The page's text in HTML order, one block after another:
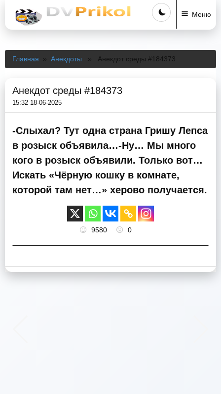
Меню
Главная » Анекдоты » Анекдот среды #184373
Анекдот среды #184373
15:32 18-06-2025
-Слыхал? Тут одна страна Гришу Лепса
в розыск объявила…-Ну… Мы много
кого в розыск объявили. Только вот…
Искать «Чёрную кошку в комнате,
которой там нет…» херово получается.
9580 0